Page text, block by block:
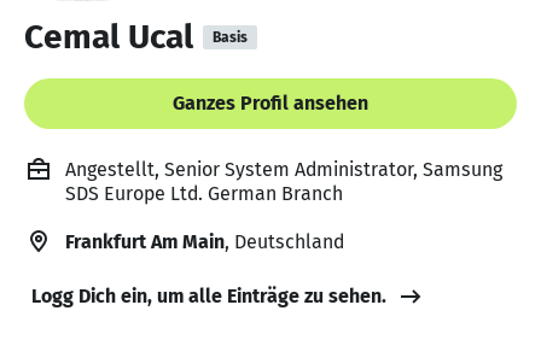
Cemal Ucal Basis
Ganzes Profil ansehen
Angestellt, Senior System Administrator, Samsung
SDS Europe Ltd. German Branch
Frankfurt Am Main, Deutschland
Logg Dich ein, um alle Einträge zu sehen.